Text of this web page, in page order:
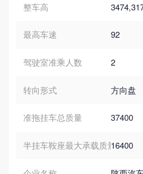
整车高
最高车速 92
驾驶室准乘人数 2
转向形式 方向盘
准拖挂车总质量 37400
半挂车鞍座最大承载质量16400